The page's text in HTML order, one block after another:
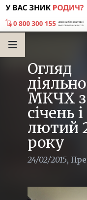
Огляд
МКЧХ
січень і
лютий
року
24/02/2015,